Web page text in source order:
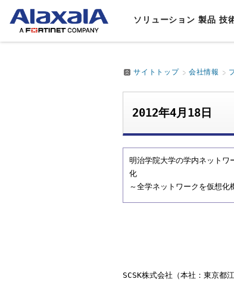
ソリューション
ソリューション
ソリューションTOP
製品 技
サポート・サービス
サポート・サービスTOP
サイトトップ 会社情報
2012年4月18日
明治学院大学の学内ネットワ
化
～全学ネットワークを仮想化
SCSK株式会社（本社：東京都